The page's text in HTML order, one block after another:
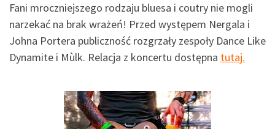
Fani mroczniejszego rodzaju bluesa i coutry nie mogli
narzekać na brak wrażeń! Przed występem Nergala i
Johna Portera publiczność rozgrzały zespoły Dance Like
Dynamite i Mùlk. Relacja z koncertu dostępna tutaj.